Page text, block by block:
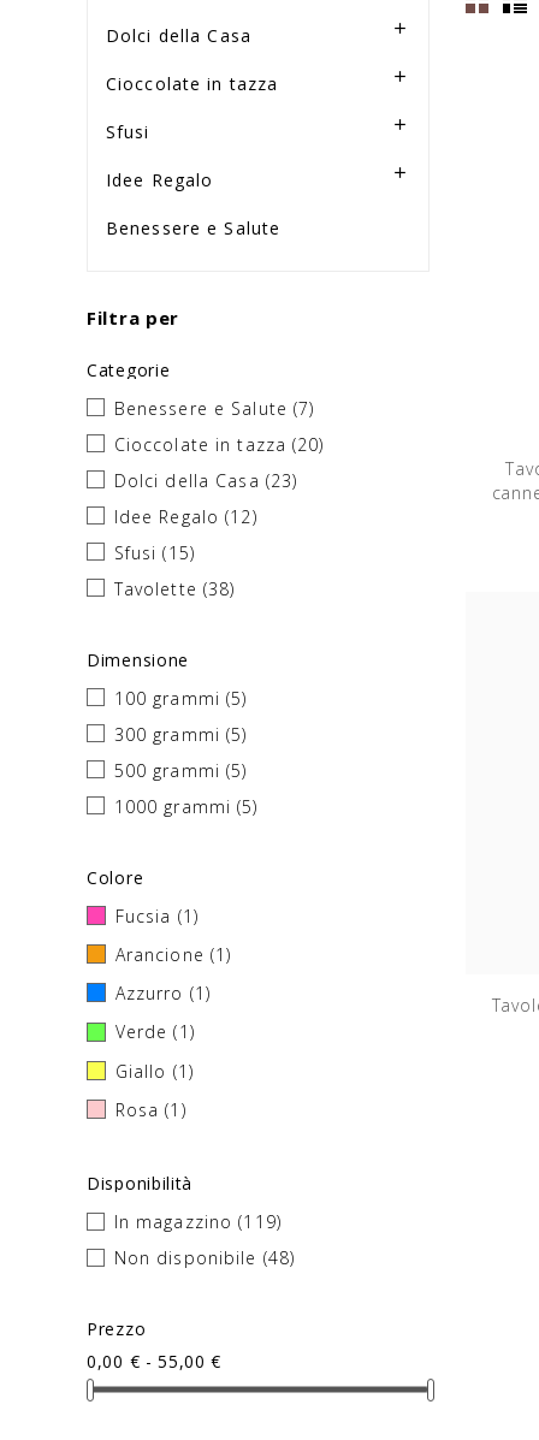
Dolci della Casa 
Cioccolate in tazza 
Sfusi 
Idee Regalo 
Benessere e Salute
Filtra per
Categorie
Benessere e Salute (7)
Cioccolate in tazza(20)
Dolci della Casa (23)
Idee Regalo(12)
Sfusi(15)
Tavolette (38)
Dimensione
100 grammi(5)
300 grammi(5)
500 grammi(5)
1000 grammi(5)
Colore
Fucsia (1)
Arancione (1)
Azzurro (1)
Verde(1)
Giallo (1)
Rosa(1)
Disponibilità
In magazzino(119)
Non disponibile (48)
Prezzo
0,00 € - 55,00 €